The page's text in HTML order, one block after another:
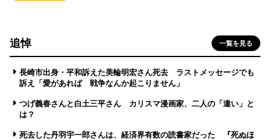
追悼 一覧を見る
長崎市出身・平和訴えた美輪明宏さん死去 ラストメッセージでも
訴え「愛があれば 戦争なんか起こりません」
つげ義春さんと白土三平さん カリスマ漫画家、二人の「違い」と
は？
死去した丹羽宇一郎さんは、経済界有数の読書家だった 『死ぬほ